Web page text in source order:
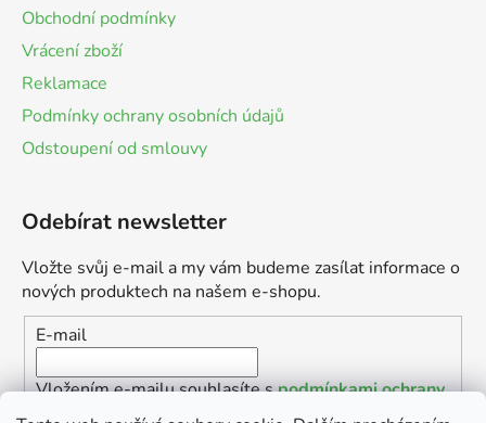
Obchodní podmínky
Vrácení zboží
Reklamace
Podmínky ochrany osobních údajů
Odstoupení od smlouvy
Odebírat newsletter
Vložte svůj e-mail a my vám budeme zasílat informace o
nových produktech na našem e-shopu.
E-mail
Vložením e-mailu souhlasíte spodmínkami ochrany
osobních údajů